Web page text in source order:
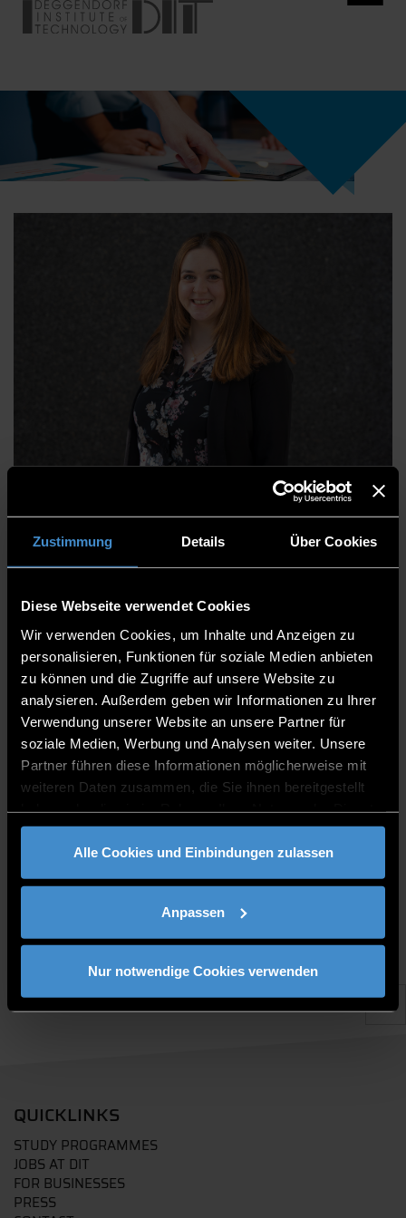
Zustimmung Details Über Cookies
Diese Webseite verwendet Cookies
Wir verwenden Cookies, um Inhalte und Anzeigen zu
personalisieren, Funktionen für soziale Medien anbieten
zu können und die Zugriffe auf unsere Website zu
analysieren. Außerdem geben wir Informationen zu Ihrer
Verwendung unserer Website an unsere Partner für
soziale Medien, Werbung und Analysen weiter. Unsere
Partner führen diese Informationen möglicherweise mit
weiteren Daten zusammen, die Sie ihnen bereitgestellt
gesammelt haben.
Alle Cookies und Einbindungen zulassen
Anpassen
Nur notwendige Cookies verwenden
Sabrina Auer, M.Sc.
Faculty of Computer Science
Support Staff
Member of the staff team
K 009
0991/3615-8394
PUBLICATIONS
QUICKLINKS
STUDY PROGRAMMES
JOBS AT DIT
FOR BUSINESSES
PRESS